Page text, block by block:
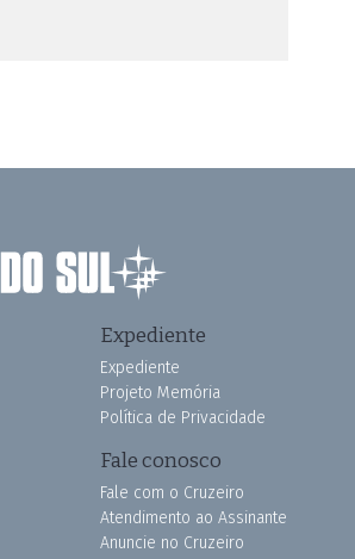
Expediente
Expediente
Projeto Memória
Política de Privacidade
Fale conosco
Fale com o Cruzeiro
Atendimento ao Assinante
Anuncie no Cruzeiro